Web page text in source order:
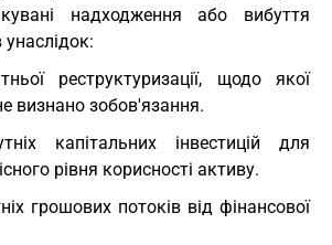
надходження або вибуття
реструктуризації, щодо якої
визнано зобов'язання.
капітальних інвестицій для
рівня корисності активу.
грошових потоків від фінансової